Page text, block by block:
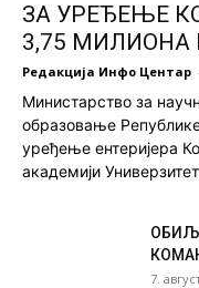
ЗА УРЕЂЕЊЕ
3,75 МИЛИОНА
Редакција Инфо Центар -
Министарство за
образовање
уређење ентеријера
академији
7.